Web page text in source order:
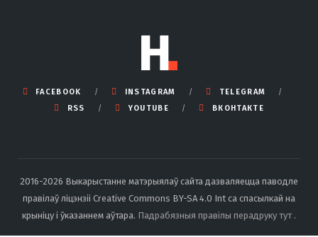
FACEBOOK INSTAGRAM
TELEGRAM
RSS
YOUTUBE ВКОНТАКТЕ
2016-2026 Выкарыстанне матэрыялаў сайта дазваляецца паводле
правілаў ліцэнзіі Creative Commons BY-SA 4.0 Int са спасылкай на
крыніцу і ўказаннем аўтара. Падрабязныя правілы перадруку тут .